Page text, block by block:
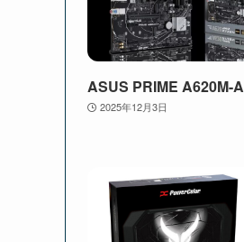
ASUS PRIME A620M-A
2025年12月3日